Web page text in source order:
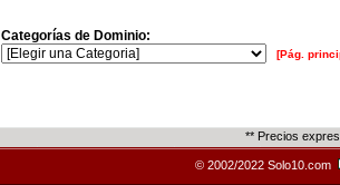
Categorías de Dominio:
[Pág.
** Precios
© 2002/2022 Solo10.com